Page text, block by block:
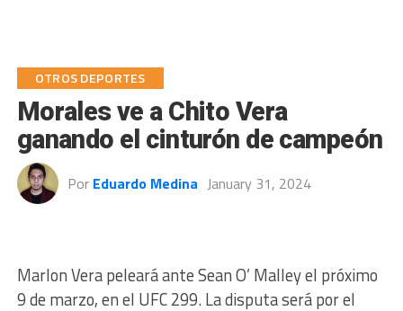
OTROS DEPORTES
Morales ve a Chito Vera
ganando el cinturón de campeón
Por Eduardo Medina January 31, 2024
Marlon Vera peleará ante Sean O’ Malley el próximo
9 de marzo, en el UFC 299. La disputa será por el